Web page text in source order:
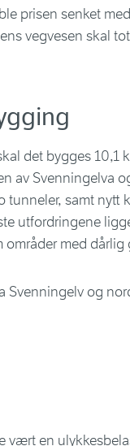
prisen senket
vegvesen skal
det bygges 10,1
av Svenningelva
tunneler, samt nytt
utfordringene
med
vært en